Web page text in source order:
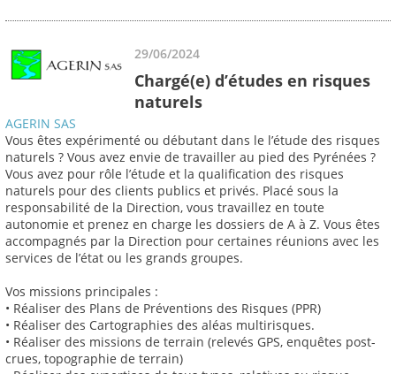
29/06/2024
Chargé(e) d’études en risques
naturels
AGERIN SAS
Vous êtes expérimenté ou débutant dans le l’étude des risques
naturels ? Vous avez envie de travailler au pied des Pyrénées ?
Vous avez pour rôle l’étude et la qualification des risques
naturels pour des clients publics et privés. Placé sous la
responsabilité de la Direction, vous travaillez en toute
autonomie et prenez en charge les dossiers de A à Z. Vous êtes
accompagnés par la Direction pour certaines réunions avec les
services de l’état ou les grands groupes.
Vos missions principales :
• Réaliser des Plans de Préventions des Risques (PPR)
• Réaliser des Cartographies des aléas multirisques.
• Réaliser des missions de terrain (relevés GPS, enquêtes post-
crues, topographie de terrain)